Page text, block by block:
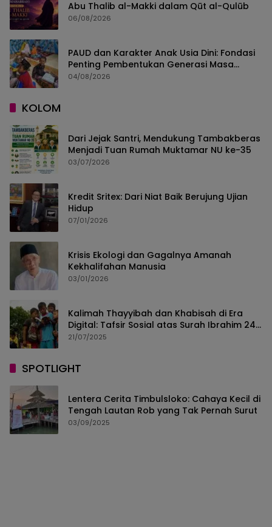
Abu Thalib al-Makki dalam Qūt al-Qulūb
06/08/2026
PAUD dan Karakter Anak Usia Dini: Fondasi
Penting Pembentukan Generasi Masa
Depan
04/08/2026
KOLOM
Dari Jejak Santri, Mendukung Tambakberas
Menjadi Tuan Rumah Muktamar NU ke-35
03/07/2026
Kredit Sritex: Dari Niat Baik Berujung Ujian
Hidup
07/01/2026
Krisis Ekologi dan Gagalnya Amanah
Kekhalifahan Manusia
03/01/2026
Kalimah Thayyibah dan Khabisah di Era
Digital: Tafsir Sosial atas Surah Ibrahim 24–
30
21/07/2025
SPOTLIGHT
Lentera Cerita Timbulsloko: Cahaya Kecil di
Tengah Lautan Rob yang Tak Pernah Surut
03/09/2025